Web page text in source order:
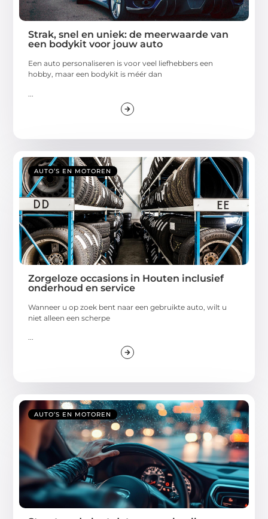
Strak, snel en uniek: de meerwaarde van
een bodykit voor jouw auto
Een auto personaliseren is voor veel liefhebbers een
hobby, maar een bodykit is méér dan
AUTO’S EN MOTOREN
Zorgeloze occasions in Houten inclusief
onderhoud en service
Wanneer u op zoek bent naar een gebruikte auto, wilt u
niet alleen een scherpe
...
AUTO’S EN MOTOREN